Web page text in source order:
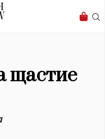
щастие